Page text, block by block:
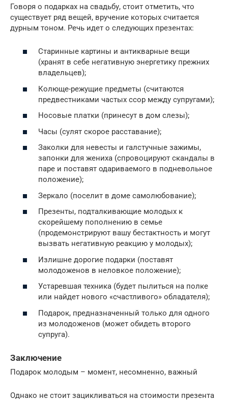
Говоря о подарках на свадьбу, стоит отметить, что
существует ряд вещей, вручение которых считается
дурным тоном. Речь идет о следующих презентах:
Старинные картины и антикварные вещи
(хранят в себе негативную энергетику прежних
владельцев);
Колюще-режущие предметы (считаются
предвестниками частых ссор между супругами);
Носовые платки (принесут в дом слезы);
Часы (сулят скорое расставание);
Заколки для невесты и галстучные зажимы,
запонки для жениха (спровоцируют скандалы в
паре и поставят одариваемого в подневольное
положение);
Зеркало (поселит в доме самолюбование);
Презенты, подталкивающие молодых к
скорейшему пополнению в семье
(продемонстрируют вашу бестактность и могут
вызвать негативную реакцию у молодых);
Излишне дорогие подарки (поставят
молодоженов в неловкое положение);
Устаревшая техника (будет пылиться на полке
или найдет нового «счастливого» обладателя);
Подарок, предназначенный только для одного
из молодоженов (может обидеть второго
супруга).
Заключение
Подарок молодым – момент, несомненно, важный
Однако не стоит зацикливаться на стоимости презента